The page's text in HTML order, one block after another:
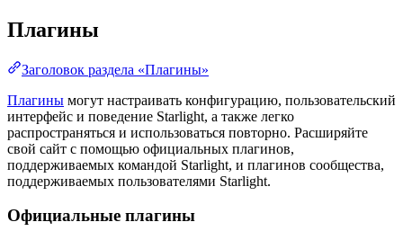
Плагины
Заголовок раздела «Плагины»
Плагины могут настраивать конфигурацию, пользовательский
интерфейс и поведение Starlight, а также легко
распространяться и использоваться повторно. Расширяйте
свой сайт с помощью официальных плагинов,
поддерживаемых командой Starlight, и плагинов сообщества,
поддерживаемых пользователями Starlight.
Официальные плагины